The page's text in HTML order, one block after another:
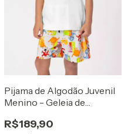
Pijama de Algodão Juvenil
Menino - Geleia de
R$189,90